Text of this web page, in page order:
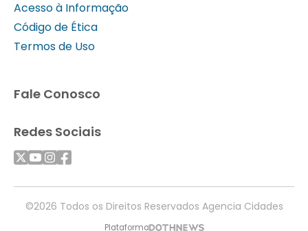
Acesso à Informação
Código de Ética
Termos de Uso
Fale Conosco
Redes Sociais
©2026 Todos os Direitos Reservados Agencia Cidades
Plataforma